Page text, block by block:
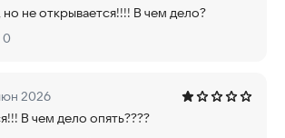
но не открывается!!!! В чем дело?
0
2026
В чем дело опять????